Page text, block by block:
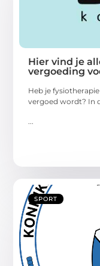
Hier vind je
vergoeding
Heb je
vergoed wordt? In
SPORT